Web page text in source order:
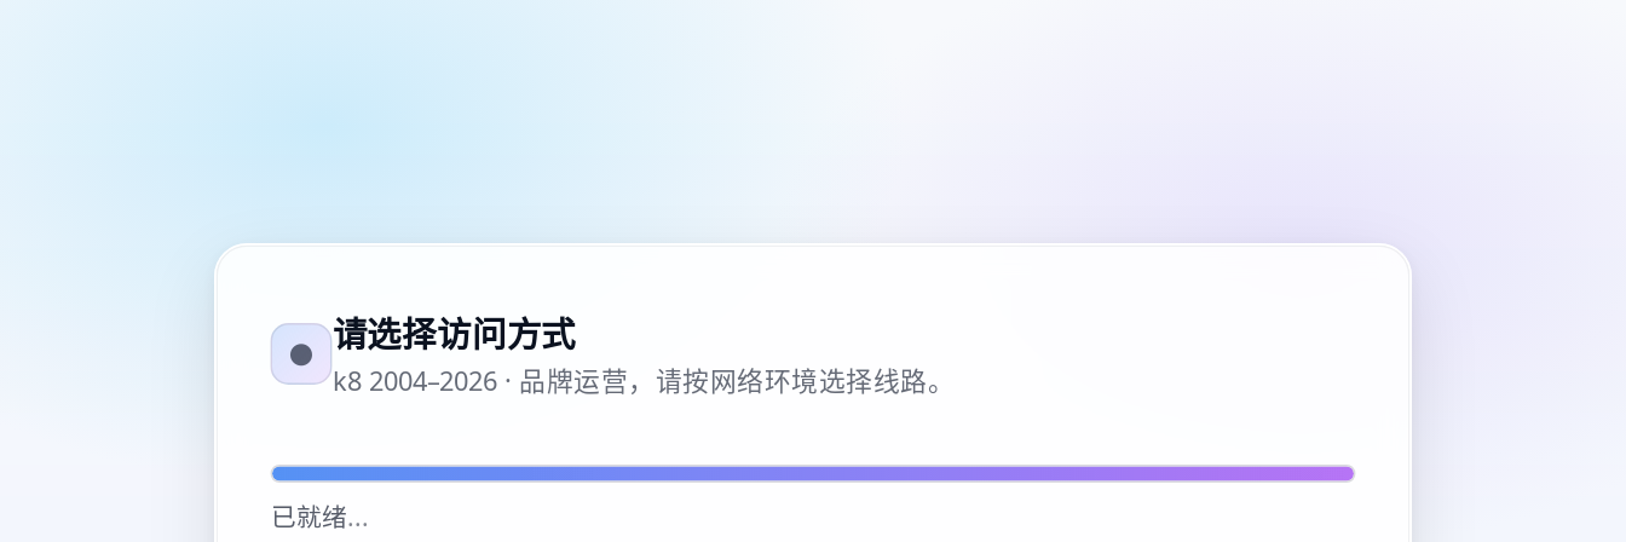
● 请选择访问方式
k8 2004–2026 · 品牌运营，请按网络环境选择线路。
已就绪...